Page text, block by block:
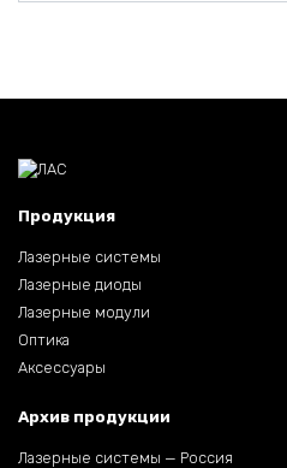
Продукция
Лазерные системы
Лазерные диоды
Лазерные модули
Оптика
Аксессуары
Архив продукции
Лазерные системы — Россия